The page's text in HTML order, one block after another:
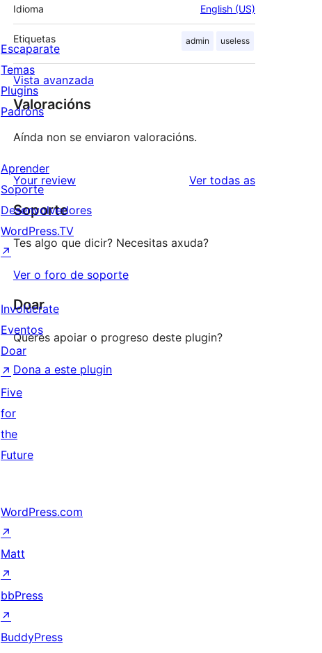
Idioma English (US)
Etiquetas admin useless
Vista avanzada
Valoracións
Aínda non se enviaron valoracións.
Your review Ver todas asvaloracións
Soporte
Tes algo que dicir? Necesitas axuda?
Ver o foro de soporte
Doar
Queres apoiar o progreso deste plugin?
Dona a este plugin
Escaparate
Temas
Plugins
Padróns
Aprender
Soporte
Desenvolvedores
WordPress.TV
↗
Involúcrate
Eventos
Doar
↗
Five
for
the
Future
WordPress.com
↗
Matt
↗
bbPress
↗
BuddyPress